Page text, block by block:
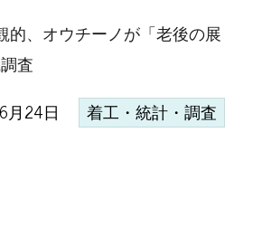
的、オウチーノが「老後の展
査
月24日 着工・統計・調査